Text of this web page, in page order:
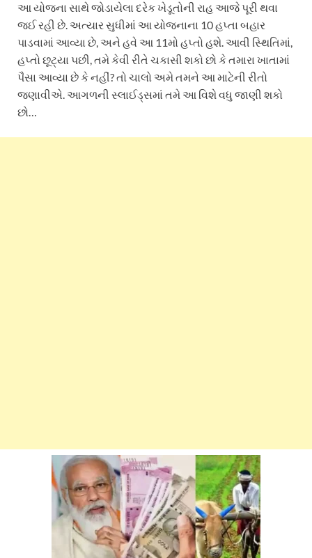
આ યોજના સાથે જોડાયેલા દરેક ખેડૂતોની રાહ આજે પૂરી થવા
જઈ રહી છે. અત્યાર સુધીમાં આ યોજનાના 10 હપ્તા બહાર
પાડવામાં આવ્યા છે, અને હવે આ 11મો હપ્તો હશે. આવી સ્થિતિમાં,
હપ્તો છૂટ્યા પછી, તમે કેવી રીતે ચકાસી શકો છો કે તમારા ખાતામાં
પૈસા આવ્યા છે કે નહીં? તો ચાલો અમે તમને આ માટેની રીતો
જણાવીએ. આગળની સ્લાઈડ્સમાં તમે આ વિશે વધુ જાણી શકો
છો…